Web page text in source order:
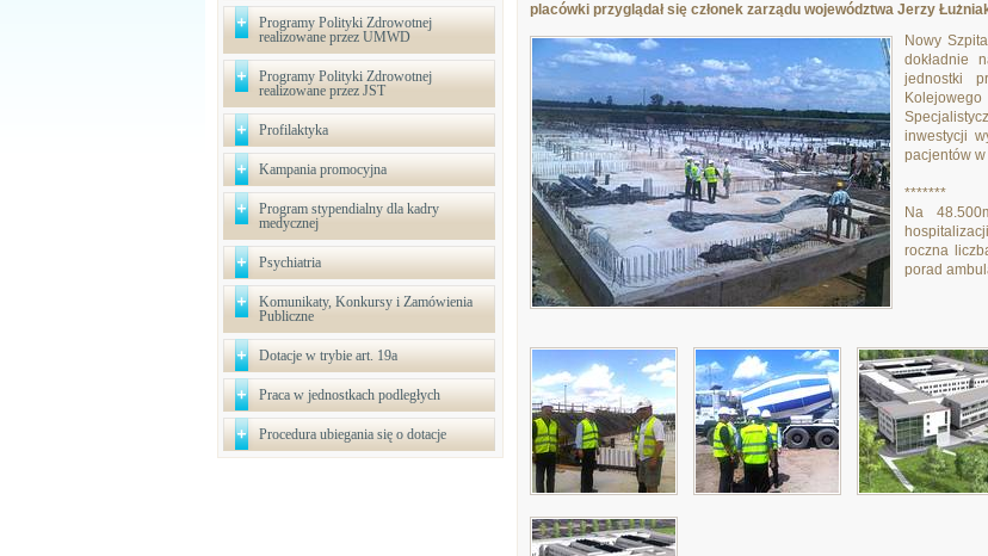
Programy Polityki Zdrowotnej
realizowane przez UMWD
Programy Polityki Zdrowotnej
realizowane przez JST
Profilaktyka
Kampania promocyjna
Program stypendialny dla kadry
medycznej
Psychiatria
Komunikaty, Konkursy i Zamówienia
Publiczne
Dotacje w trybie art. 19a
Praca w jednostkach podległych
Procedura ubiegania się o dotacje
placówki przyglądał się członek zarządu województwa Jerzy
Nowy
dokładnie
jednostki
inwestycji
pacjentów w
*******
Na
roczna
porad